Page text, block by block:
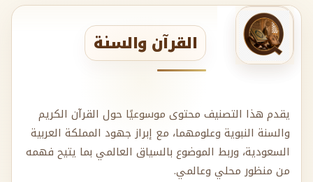
القرآن والسنة
يقدم هذا التصنيف محتوى موسوعيًا حول القرآن الكريم
والسنة النبوية وعلومهما، مع إبراز جهود المملكة العربية
السعودية، وربط الموضوع بالسياق العالمي بما يتيح فهمه
من منظور محلي وعالمي.